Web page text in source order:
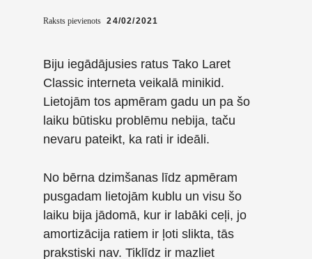
Raksts pievienots 24/02/2021
Biju iegādājusies ratus Tako Laret
Classic interneta veikalā minikid.
Lietojām tos apmēram gadu un pa šo
laiku būtisku problēmu nebija, taču
nevaru pateikt, ka rati ir ideāli.
No bērna dzimšanas līdz apmēram
pusgadam lietojām kublu un visu šo
laiku bija jādomā, kur ir labāki ceļi, jo
amortizācija ratiem ir ļoti slikta, tās
prakstiski nav. Tiklīdz ir mazliet